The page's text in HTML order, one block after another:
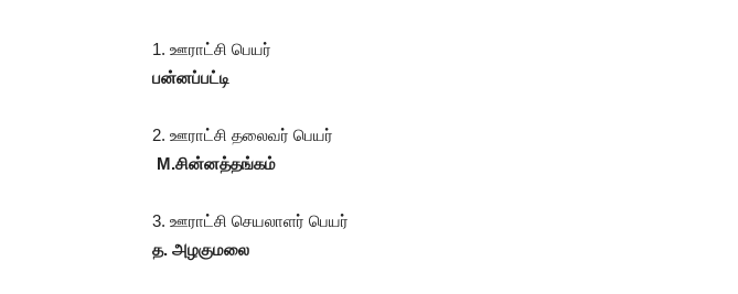
1. ஊராட்சி பெயர்
பன்னப்பட்டி
2. ஊராட்சி தலைவர் பெயர்
M.சின்னத்தங்கம்
3. ஊராட்சி செயலாளர் பெயர்
த. அழகுமலை